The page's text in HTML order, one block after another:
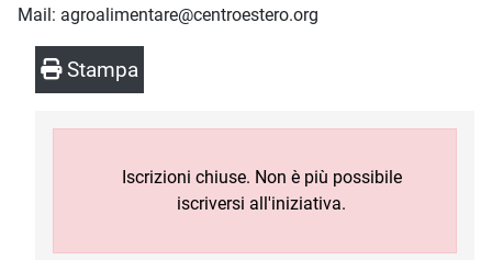
Mail: agroalimentare@centroestero.org
Stampa
Iscrizioni chiuse. Non è più possibile
iscriversi all'iniziativa.